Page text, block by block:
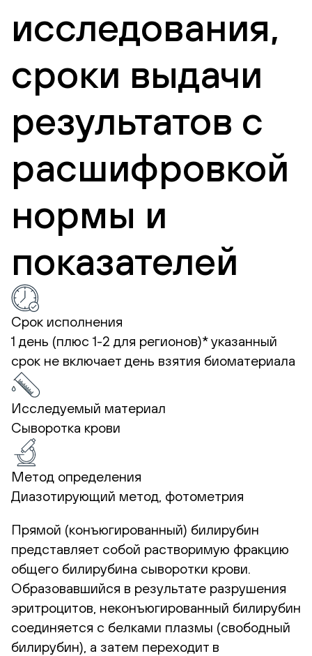
исследования,
сроки выдачи
результатов с
расшифровкой
нормы и
показателей
Срок исполнения
1 день (плюс 1-2 для регионов)*указанный
срок не включает день взятия биоматериала
Исследуемый материал
Сыворотка крови
Метод определения
Диазотирующий метод, фотометрия
Прямой (конъюгированный) билирубин
представляет собой растворимую фракцию
общего билирубина сыворотки крови.
Образовавшийся в результате разрушения
эритроцитов, неконъюгированный билирубин
соединяется с белками плазмы (свободный
билирубин), а затем переходит в